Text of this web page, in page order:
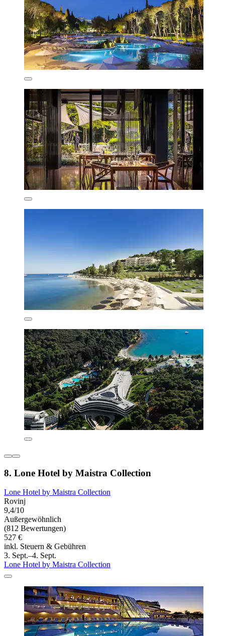
8. Lone Hotel by Maistra Collection
Lone Hotel by Maistra Collection
Rovinj
9,4/10
Außergewöhnlich
(812 Bewertungen)
527 €
inkl. Steuern & Gebühren
3. Sept.–4. Sept.
Lone Hotel by Maistra Collection